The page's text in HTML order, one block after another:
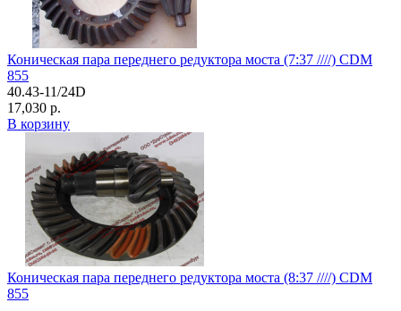
Коническая пара переднего редуктора моста (7:37 ////) CDM
855
40.43-11/24D
17,030 р.
В корзину
Коническая пара переднего редуктора моста (8:37 ////) CDM
855